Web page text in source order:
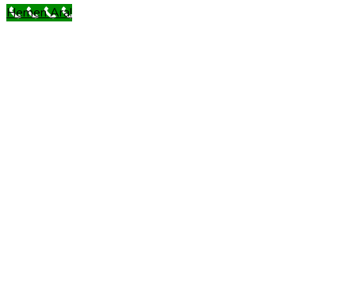
Hemen Ara!